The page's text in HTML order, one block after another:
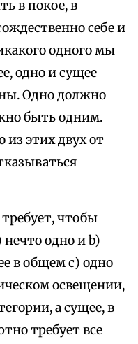
в покое, в
себе и
одного мы
одно и сущее
Одно должно
быть одним.
этих двух от
чтобы
одно и b)
в общем с) одно
освещении,
а сущее, в
требует все